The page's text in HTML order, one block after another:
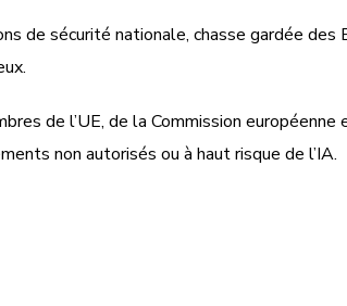
de sécurité nationale, chasse gardée des
de l’UE, de la Commission européenne
non autorisés ou à haut risque de l’IA.